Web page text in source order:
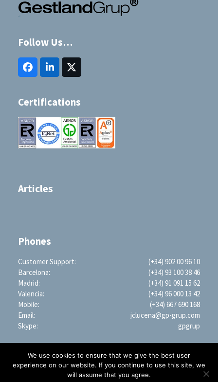
Follow Us…
FacebookLinkedInTwitter
(deprecated)
Certifications
Articles
Phones
Customer Support:
(+34) 902 00 96 10
Barcelona:
(+34) 93 100 38 46
Madrid:
(+34) 91 091 15 62
Valencia:
(+34) 96 000 13 42
Mobile:
(+34) 667 690 168
Email:
jclucena@gp-grup.com
Skype:
gpgrup
PROFESSIONAL SEARCH ENGINE WORLDWIDE (LLC)
We use cookies to ensure that we give the best user
experience on our website. If you continue to use this site, we
will assume that you agree.